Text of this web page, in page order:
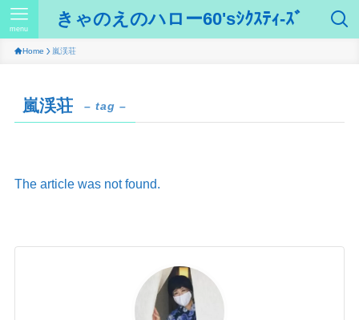
きゃのえのハロー60'sｼｸｽﾃｨ-ｽﾞ
menu
Home 嵐渓荘
嵐渓荘 – tag –
The article was not found.